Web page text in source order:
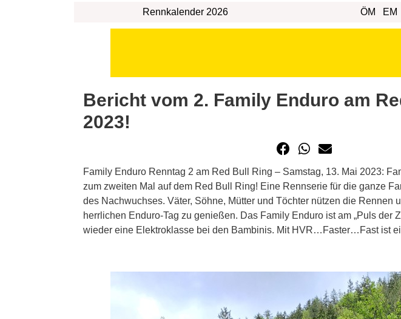
Rennkalender 2026 ÖM EM
Bericht vom 2. Family Enduro am
2023!
Family Enduro Renntag 2 am Red Bull Ring – Samstag, 13. Mai 2023:
zum zweiten Mal auf dem Red Bull Ring! Eine Rennserie für die ganze
des Nachwuchses. Väter, Söhne, Mütter und Töchter nützen die Rennen
herrlichen Enduro-Tag zu genießen. Das Family Enduro ist am „Puls der
wieder eine Elektroklasse bei den Bambinis. Mit HVR…Faster…Fast ist